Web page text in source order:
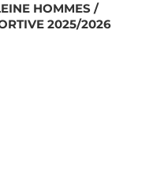
HOMMES /
2025/2026